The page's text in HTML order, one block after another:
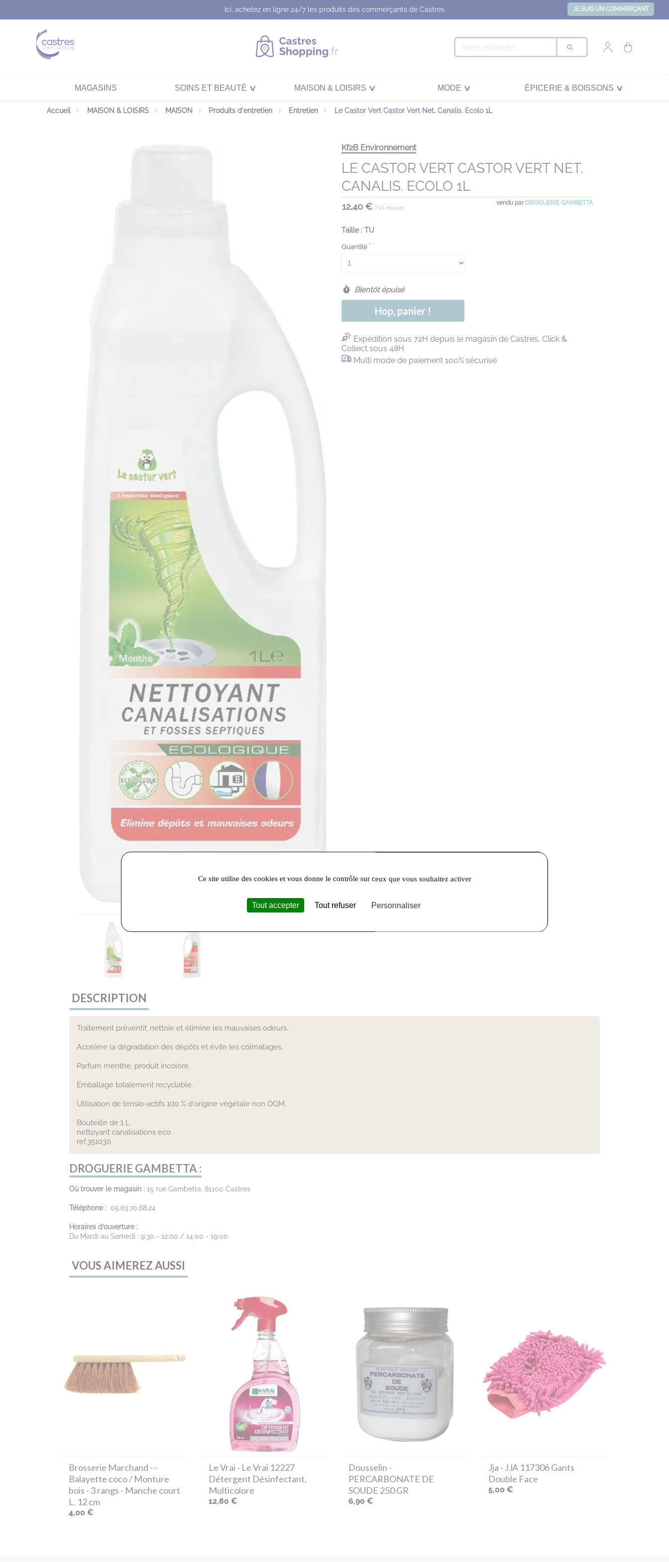
Ici, achetez en ligne 24/7 les produits des commerçants de Castres JE SUIS UN COMMERÇANT
MAGASINS SOINS ET BEAUTÉ MAISON & LOISIRS MODE ÉPICERIE & BOISSONS
Accueil MAISON & LOISIRS MAISON Produits d'entretien Entretien Le Castor Vert Castor Vert Net. Canalis. Ecolo 1L
Kf2B Environnement
LE CASTOR VERT CASTOR VERT NET.
CANALIS. ECOLO 1L
vendu par DROGUERIE GAMBETTA
12,40 € TVA incluse
Taille : TU
Quantité
Bientôt épuisé
Hop, panier !
Expédition sous 72H depuis le magasin de Castres, Click &
Collect sous 48H
Multi mode de paiement 100% sécurisé
DESCRIPTION
Traitement préventif, nettoie et élimine les mauvaises odeurs.
Accélère la dégradation des dépôts et évite les colmatages.
Parfum menthe, produit incolore.
Emballage totalement recyclable.
Utilisation de tensio-actifs 100 % d'origine végétale non OGM.
Bouteille de 1 L
nettoyant canalisations eco
ref.351030
DROGUERIE GAMBETTA :
Où trouver le magasin :15 rue Gambetta, 81100 Castres
Téléphone : 05.63.70.68.24
Horaires d’ouverture :
Du Mardi au Samedi : 9:30 - 12:00 / 14:00 - 19:00
VOUS AIMEREZ AUSSI
Brosserie Marchand - -
Balayette coco / Monture
bois - 3 rangs - Manche court
L. 12 cm
4,00 €
Le Vrai - Le Vrai 12227
Détergent Désinfectant,
Multicolore
12,80 €
Dousselin -
PERCARBONATE DE
SOUDE 250 GR
6,90 €
Jja - JJA 117306 Gants
Double Face
5,00 €
Ce site utilise des cookies et vous donne le contrôle sur ceux que vous souhaitez activer
Tout accepter Tout refuser Personnaliser